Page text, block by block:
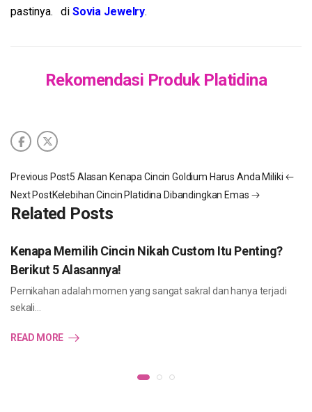
pastinya. di Sovia Jewelry.
Rekomendasi Produk Platidina
Previous Post5 Alasan Kenapa Cincin Goldium Harus Anda Miliki
Next PostKelebihan Cincin Platidina Dibandingkan Emas
Related Posts
Kenapa Memilih Cincin Nikah Custom Itu Penting?
Berikut 5 Alasannya!
Pernikahan adalah momen yang sangat sakral dan hanya terjadi
sekali…
READ MORE